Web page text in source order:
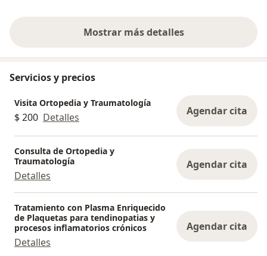
Mostrar más detalles
sobre la experiencia
Servicios y precios
Visita Ortopedia y Traumatología
$ 200 Detalles Agendar cita
Consulta de Ortopedia y
Traumatología
Detalles
Agendar cita
Tratamiento con Plasma Enriquecido
de Plaquetas para tendinopatias y
procesos inflamatorios crónicos
Detalles
Agendar cita